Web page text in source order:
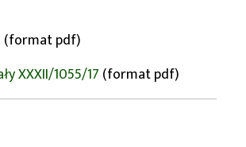
(format pdf)
XXXII/1055/17(format pdf)